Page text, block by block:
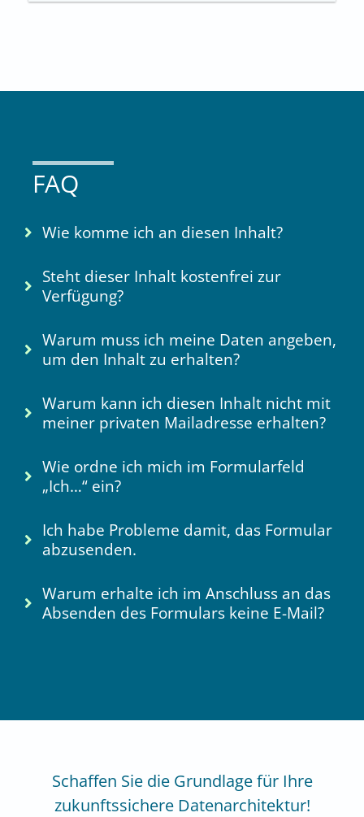
FAQ
Wie komme ich an diesen Inhalt?
Steht dieser Inhalt kostenfrei zur
Verfügung?
Warum muss ich meine Daten angeben,
um den Inhalt zu erhalten?
Warum kann ich diesen Inhalt nicht mit
meiner privaten Mailadresse erhalten?
Wie ordne ich mich im Formularfeld
„Ich…“ ein?
Ich habe Probleme damit, das Formular
abzusenden.
Warum erhalte ich im Anschluss an das
Absenden des Formulars keine E-Mail?
Schaffen Sie die Grundlage für Ihre
zukunftssichere Datenarchitektur!